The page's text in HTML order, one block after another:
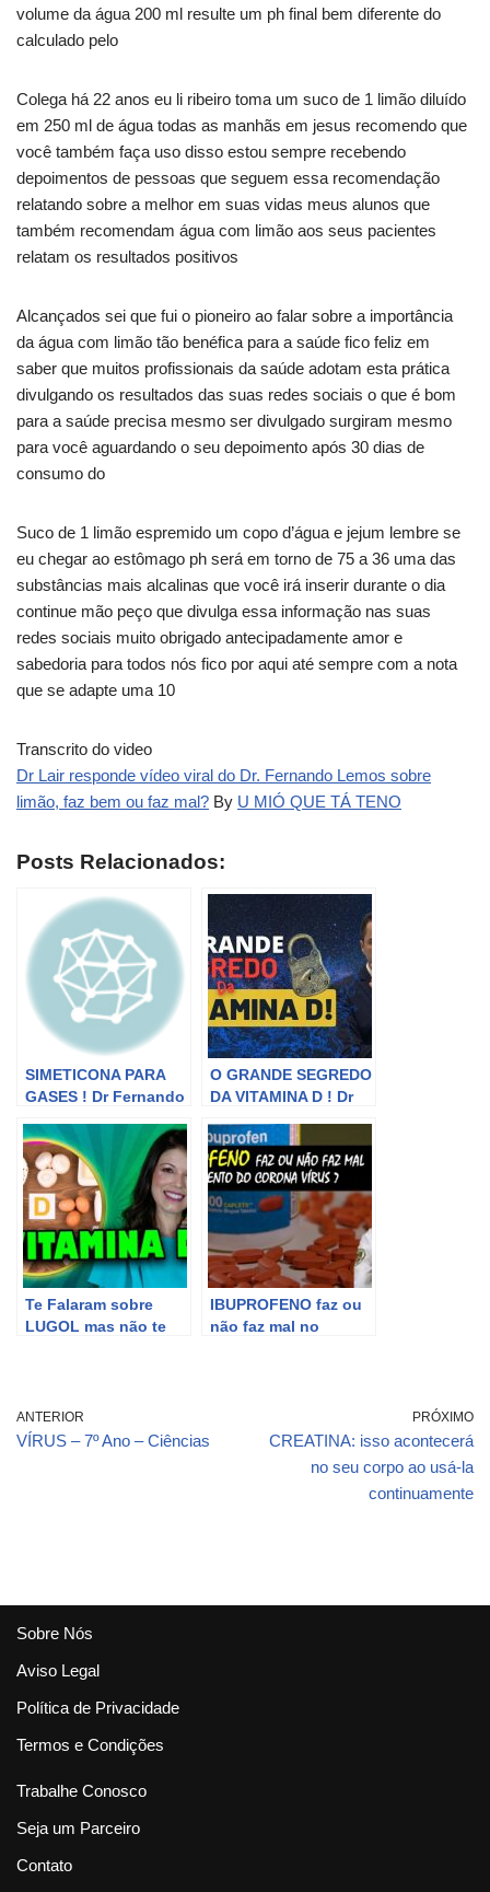
volume da água 200 ml resulte um ph final bem diferente do
calculado pelo
Colega há 22 anos eu li ribeiro toma um suco de 1 limão diluído
em 250 ml de água todas as manhãs em jesus recomendo que
você também faça uso disso estou sempre recebendo
depoimentos de pessoas que seguem essa recomendação
relatando sobre a melhor em suas vidas meus alunos que
também recomendam água com limão aos seus pacientes
relatam os resultados positivos
Alcançados sei que fui o pioneiro ao falar sobre a importância
da água com limão tão benéfica para a saúde fico feliz em
saber que muitos profissionais da saúde adotam esta prática
divulgando os resultados das suas redes sociais o que é bom
para a saúde precisa mesmo ser divulgado surgiram mesmo
para você aguardando o seu depoimento após 30 dias de
consumo do
Suco de 1 limão espremido um copo d’água e jejum lembre se
eu chegar ao estômago ph será em torno de 75 a 36 uma das
substâncias mais alcalinas que você irá inserir durante o dia
continue mão peço que divulga essa informação nas suas
redes sociais muito obrigado antecipadamente amor e
sabedoria para todos nós fico por aqui até sempre com a nota
que se adapte uma 10
Transcrito do video
Dr Lair responde vídeo viral do Dr. Fernando Lemos sobre
limão, faz bem ou faz mal? By U MIÓ QUE TÁ TENO
Posts Relacionados:
SIMETICONA PARA
GASES ! Dr Fernando
Intestino
O GRANDE SEGREDO
DA VITAMINA D ! Dr
Planeta Intestino
Te Falaram sobre
LUGOL mas não te
IBUPROFENO faz ou
não faz mal no
ANTERIOR
VÍRUS – 7º Ano – Ciências
PRÓXIMO
CREATINA: isso acontecerá
no seu corpo ao usá-la
continuamente
Sobre Nós
Aviso Legal
Política de Privacidade
Termos e Condições
Trabalhe Conosco
Seja um Parceiro
Contato